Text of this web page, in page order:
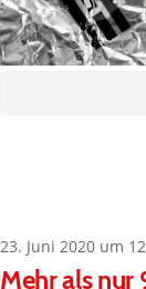
23. Juni 2020 um
Mehr als